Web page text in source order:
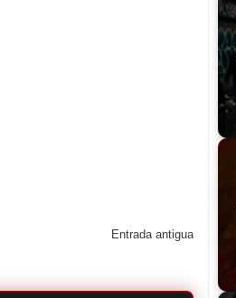
Entrada antigua